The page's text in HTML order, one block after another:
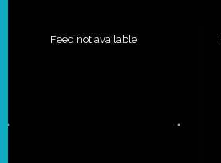
Feed not available